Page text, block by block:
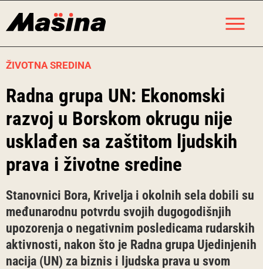
ŽIVOTNA SREDINA
Radna grupa UN: Ekonomski
razvoj u Borskom okrugu nije
usklađen sa zaštitom ljudskih
prava i životne sredine
Stanovnici Bora, Krivelja i okolnih sela dobili su
međunarodnu potvrdu svojih dugogodišnjih
upozorenja o negativnim posledicama rudarskih
aktivnosti, nakon što je Radna grupa Ujedinjenih
nacija (UN) za biznis i ljudska prava u svom